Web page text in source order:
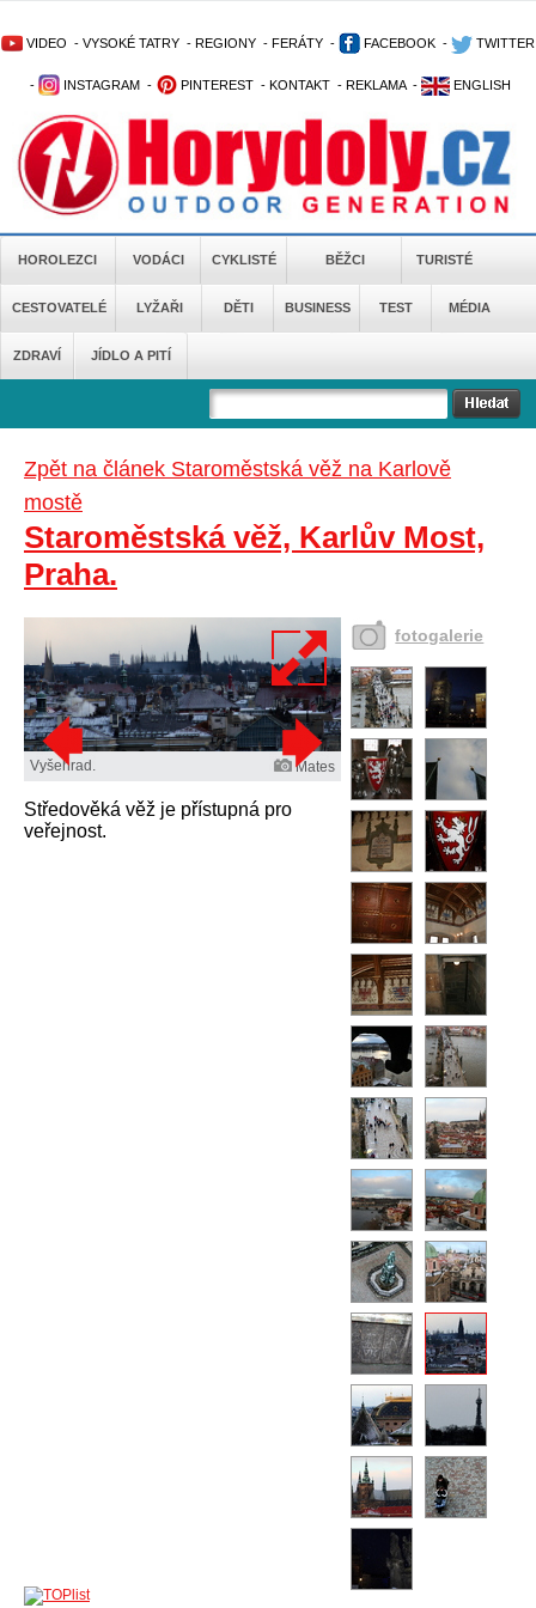
VIDEO - VYSOKÉ TATRY - REGIONY - FERÁTY - FACEBOOK - TWITTER
- INSTAGRAM - PINTEREST - KONTAKT - REKLAMA - ENGLISH
HOROLEZCI VODÁCI CYKLISTÉ BĚŽCI TURISTÉ
CESTOVATELÉ LYŽAŘI DĚTI BUSINESS TEST MÉDIA
ZDRAVÍ JÍDLO A PITÍ
Zpět na článek Staroměstská věž na Karlově
mostě
Staroměstská věž, Karlův Most,
Praha.
Vyšehrad. Mates
Středověká věž je přístupná pro
veřejnost.
fotogalerie